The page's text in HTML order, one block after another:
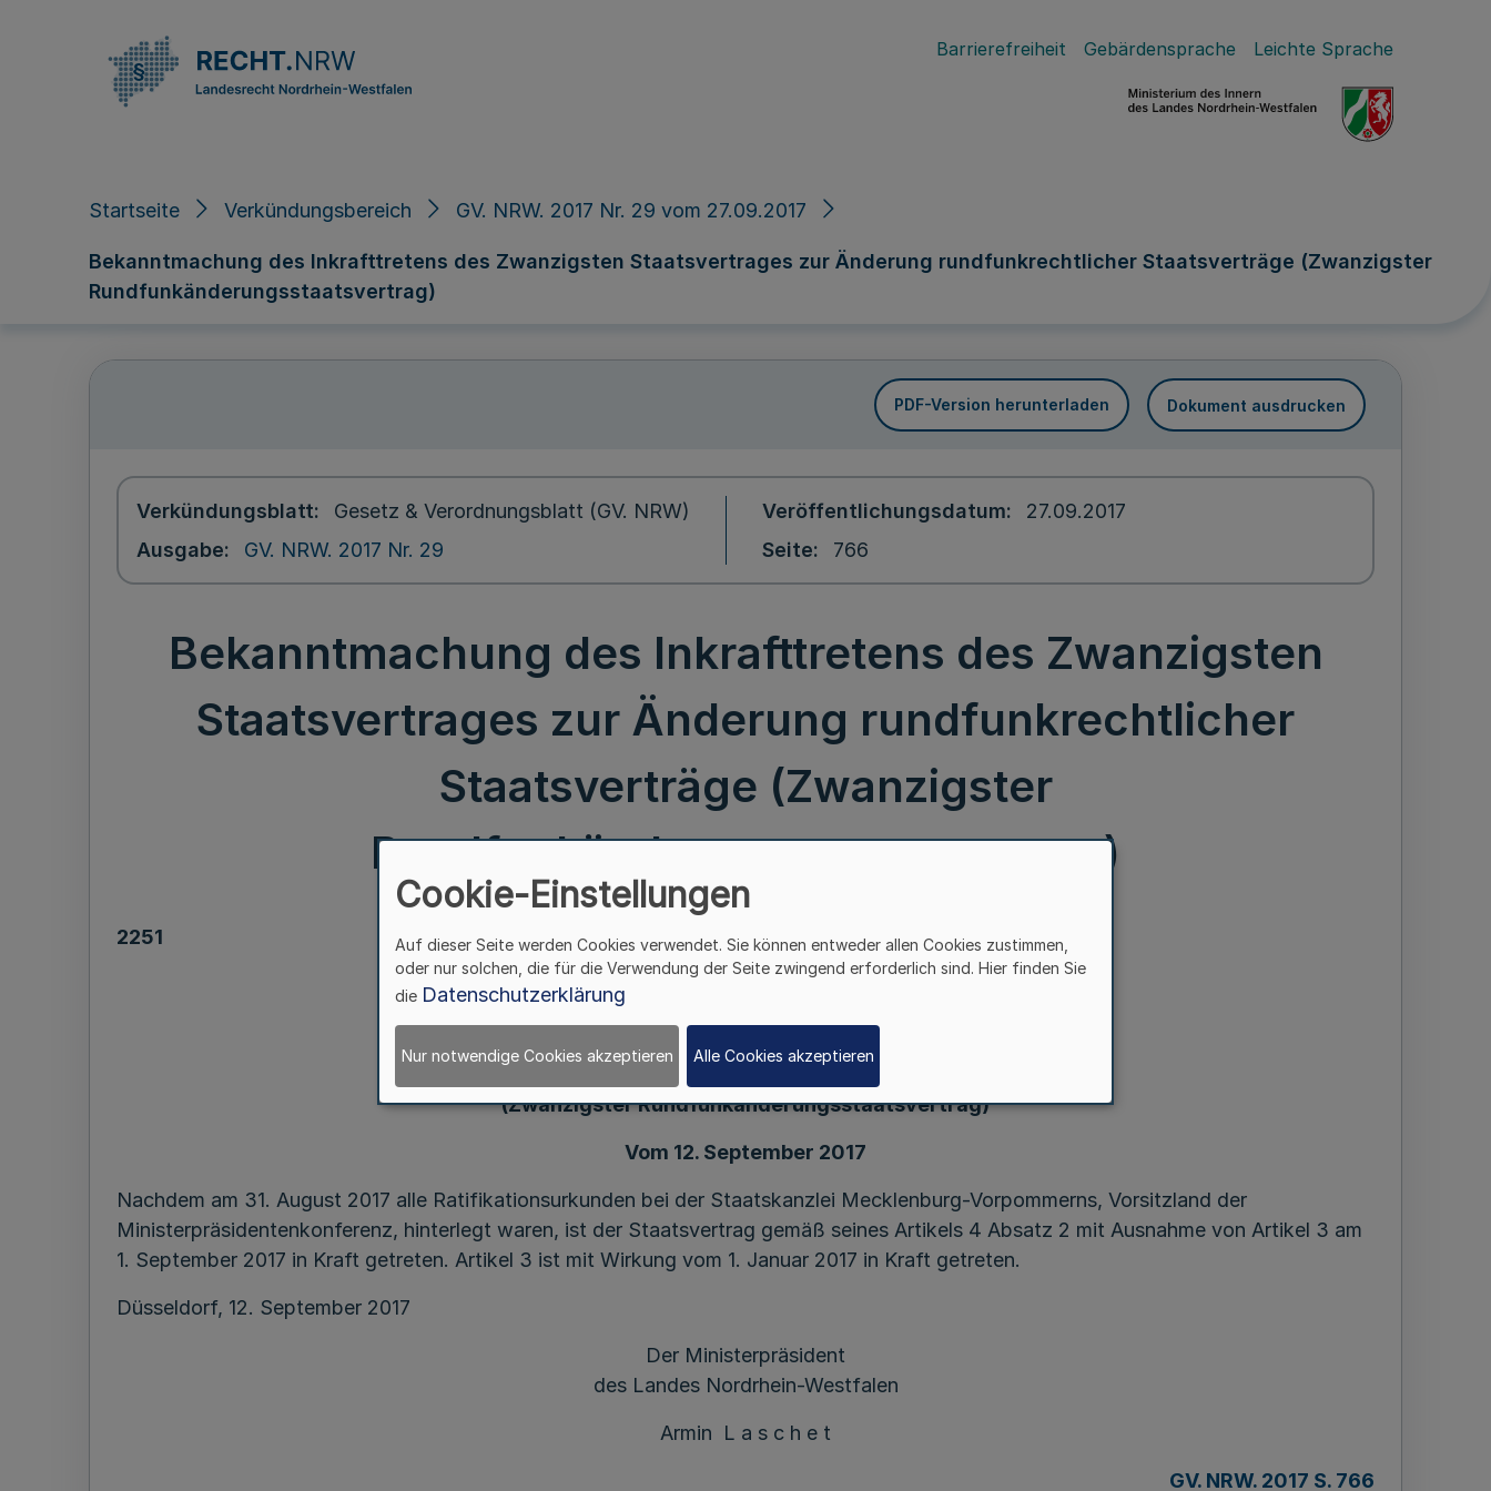
Barrierefreiheit Gebärdensprache Leichte Sprache
Startseite Verkündungsbereich GV. NRW. 2017 Nr. 29 vom 27.09.2017
Bekanntmachung des Inkrafttretens des Zwanzigsten Staatsvertrages zur Änderung rundfunkrechtlicher Staatsverträge (Zwanzigster
Rundfunkänderungsstaatsvertrag)
PDF-Version herunterladen Dokument ausdrucken
Verkündungsblatt
Gesetz & Verordnungsblatt (GV. NRW)
Ausgabe
GV. NRW. 2017 Nr. 29
Veröffentlichungsdatum
27.09.2017
Seite
766
Bekanntmachung des Inkrafttretens des Zwanzigsten
Staatsvertrages zur Änderung rundfunkrechtlicher
Staatsverträge (Zwanzigster
Rundfunkänderungsstaatsvertrag)
2251
Bekanntmachung
des Zwanzigsten Staatsvertrages
(Zwanzigster Rundfunkänderungsstaatsvertrag)
Vom 12. September 2017
Nachdem am 31. August 2017 alle Ratifikationsurkunden bei der Staatskanzlei Mecklenburg-Vorpommerns, Vorsitzland der
Ministerpräsidentenkonferenz, hinterlegt waren, ist der Staatsvertrag gemäß seines Artikels 4 Absatz 2 mit Ausnahme von Artikel 3 am
1. September 2017 in Kraft getreten. Artikel 3 ist mit Wirkung vom 1. Januar 2017 in Kraft getreten.
Düsseldorf, 12. September 2017
Der Ministerpräsident
des Landes Nordrhein-Westfalen
Armin L a s c h e t
GV. NRW. 2017 S. 766
Cookie-Einstellungen
Auf dieser Seite werden Cookies verwendet. Sie können entweder allen Cookies zustimmen,
oder nur solchen, die für die Verwendung der Seite zwingend erforderlich sind. Hier finden Sie
die Datenschutzerklärung
Nur notwendige Cookies akzeptieren Alle Cookies akzeptieren